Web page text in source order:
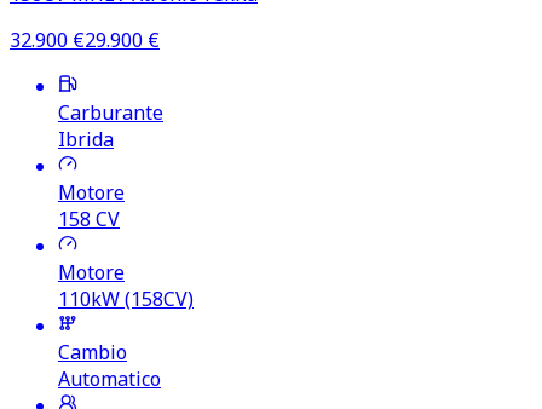
32.900 €29.900 €
Carburante
Ibrida
Motore
158 CV
Motore
110kW (158CV)
Cambio
Automatico